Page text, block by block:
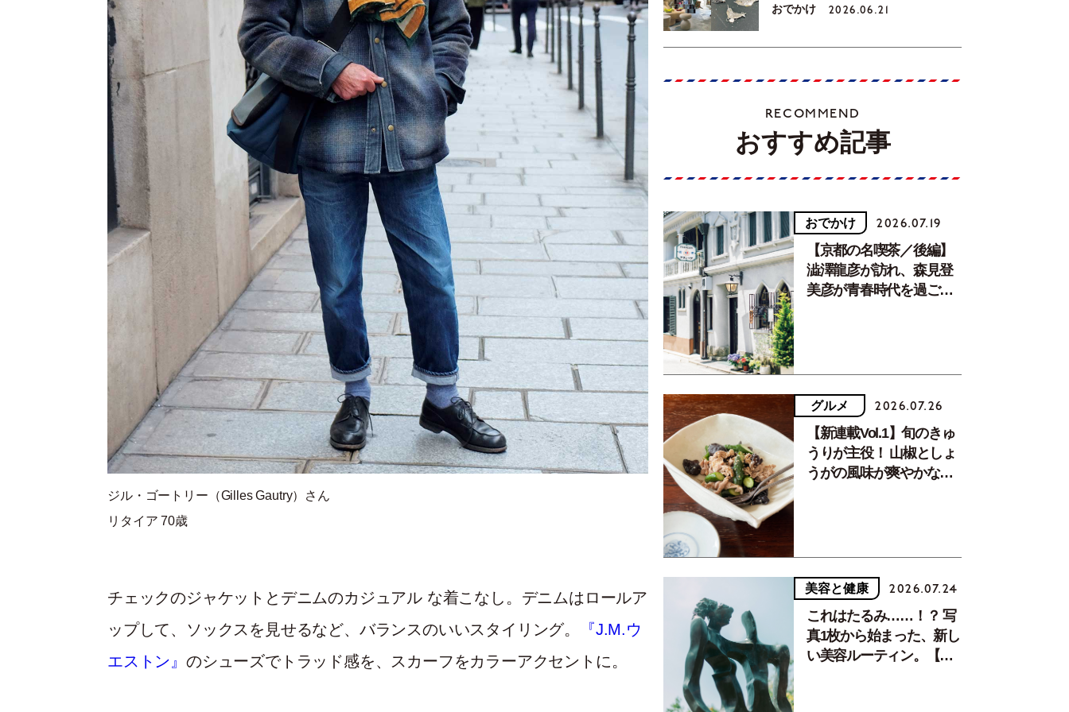
ジル・ゴートリー（Gilles Gautry）さん
リタイア 70歳
チェックのジャケットとデニムのカジュアル な着こなし。デニムはロールア
ップして、ソックスを見せるなど、バランスのいいスタイリング。
『J.M.ウ
エストン』 のシューズでトラッド感を、スカーフをカラーアクセントに。
おでかけ 2026.06.21
RECOMMEND
おすすめ記事
おでかけ 2026.07.19
【京都の名喫茶／後編】
澁澤龍彦が訪れ、森見登
美彦が青春時代を過ごし
グルメ 2026.07.26
【新連載Vol.1】旬のきゅ
うりが主役！ 山椒としょ
うがの風味が爽やかな、
美容と健康 2026.07.24
これはたるみ……！？ 写
真1枚から始まった、新し
い美容ルーティン。【中